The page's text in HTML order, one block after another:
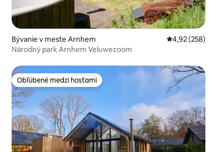
Bývanie v meste Arnhem Priemerné
4,92 (258)
Národný park Arnhem Veluwezoom
Obľúbené medzi hosťami
Obľúbené medzi hosťami